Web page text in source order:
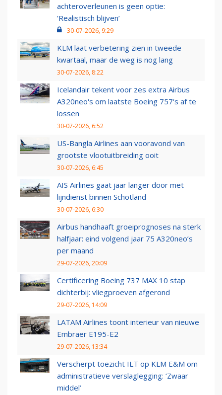
achteroverleunen is geen optie:
‘Realistisch blijven’
30-07-2026, 9:29
KLM laat verbetering zien in tweede
kwartaal, maar de weg is nog lang
30-07-2026, 8:22
Icelandair tekent voor zes extra Airbus
A320neo's om laatste Boeing 757's af te
lossen
30-07-2026, 6:52
US-Bangla Airlines aan vooravond van
grootste vlootuitbreiding ooit
30-07-2026, 6:45
AIS Airlines gaat jaar langer door met
lijndienst binnen Schotland
30-07-2026, 6:30
Airbus handhaaft groeiprognoses na sterk
halfjaar: eind volgend jaar 75 A320neo’s
per maand
29-07-2026, 20:09
Certificering Boeing 737 MAX 10 stap
dichterbij: vliegproeven afgerond
29-07-2026, 14:09
LATAM Airlines toont interieur van nieuwe
Embraer E195-E2
29-07-2026, 13:34
Verscherpt toezicht ILT op KLM E&M om
administratieve verslaglegging: ‘Zwaar
middel’